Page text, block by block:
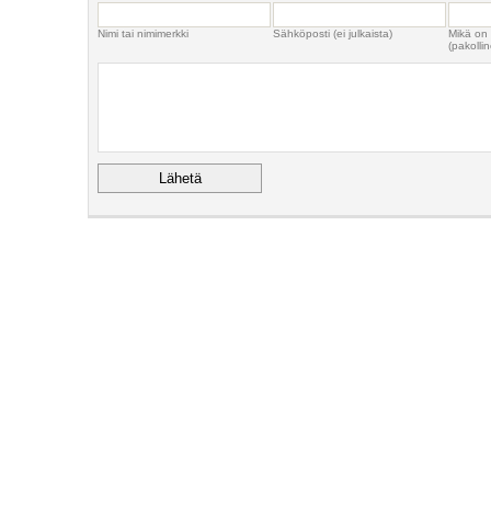
Nimi tai nimimerkki Sähköposti (ei julkaista)
Mikä